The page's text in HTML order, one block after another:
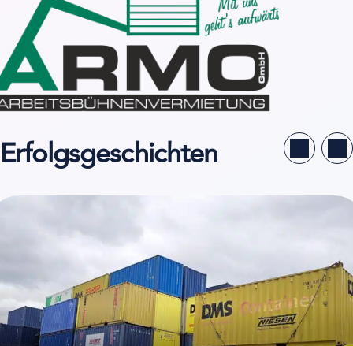
Erfolgsgeschichten
ansehen von Niesen